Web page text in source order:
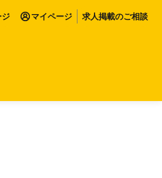
ジ マイページ 求人掲載のご相談